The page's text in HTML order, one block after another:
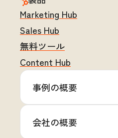
Marketing Hub
Sales Hub
無料ツール
Content Hub
事例の概要
会社の概要